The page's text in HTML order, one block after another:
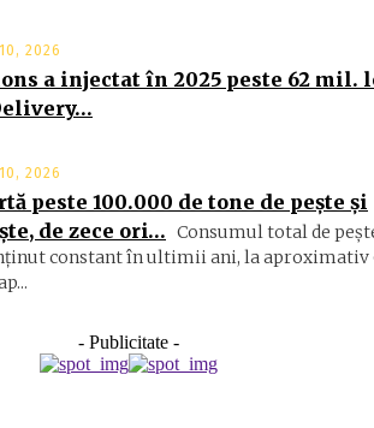
2026
a injectat în 2025 peste 62 mil.
2026
peste 100.000 de tone de peşte şi
de zece ori… Consumul total de
constant în ul­timii ani, la aproximativ
- Publicitate -